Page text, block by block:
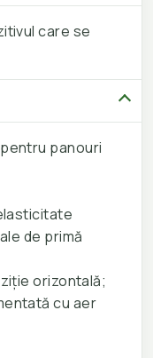
care se
panouri
de primă
orizontală;
cu aer